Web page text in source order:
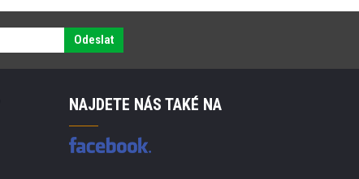
Odeslat
NAJDETE NÁS TAKÉ NA